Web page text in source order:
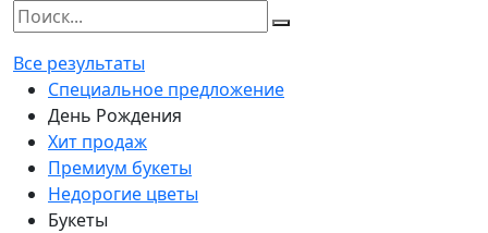
Все результаты
Специальное предложение
День Рождения
Хит продаж
Премиум букеты
Недорогие цветы
Букеты